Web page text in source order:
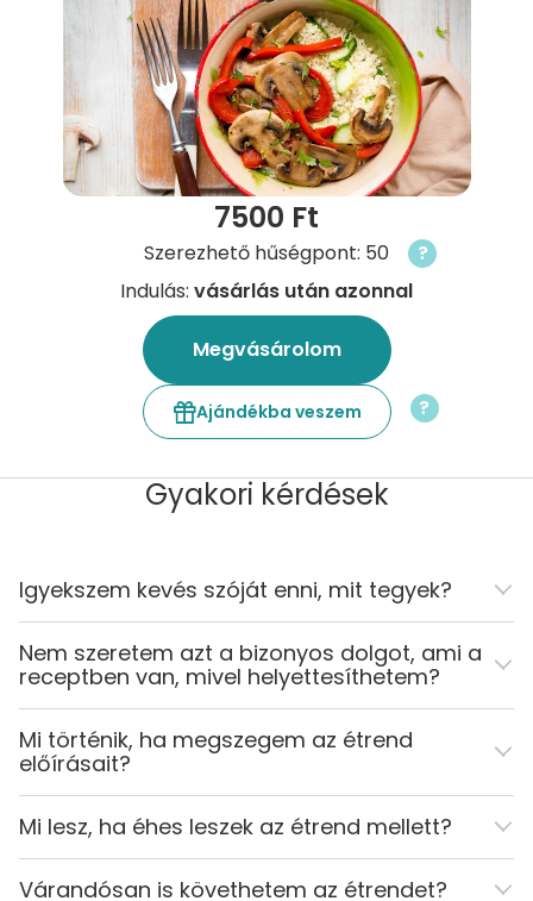
7500 Ft
Szerezhető hűségpont: 50
?
Indulás: vásárlás után azonnal
Megvásárolom
Ajándékba veszem ?
Gyakori kérdések
Igyekszem kevés szóját enni, mit tegyek?
Nem szeretem azt a bizonyos dolgot, ami a
receptben van, mivel helyettesíthetem?
Mi történik, ha megszegem az étrend
előírásait?
Mi lesz, ha éhes leszek az étrend mellett?
Várandósan is követhetem az étrendet?